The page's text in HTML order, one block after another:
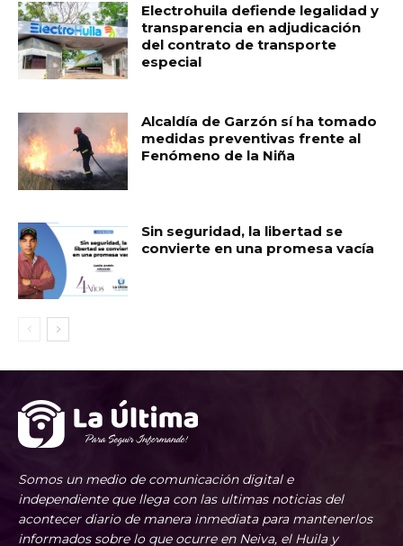
Electrohuila defiende legalidad y
transparencia en adjudicación
del contrato de transporte
especial
Alcaldía de Garzón sí ha tomado
medidas preventivas frente al
Fenómeno de la Niña
Sin seguridad, la libertad se
convierte en una promesa vacía
Somos un medio de comunicación digital e
independiente que llega con las ultimas noticias del
acontecer diario de manera inmediata para mantenerlos
informados sobre lo que ocurre en Neiva, el Huila y